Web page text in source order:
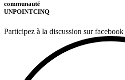
communauté
UNPOINTCINQ
Participez à la discussion sur facebook